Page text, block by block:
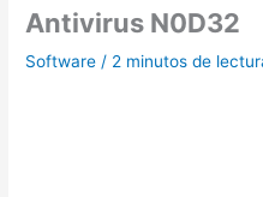
Antivirus N0D32
Software / 2 minutos de